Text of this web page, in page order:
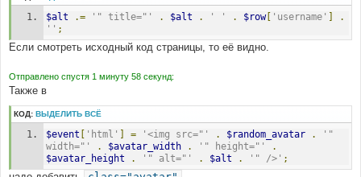
$alt .= '" title="' . $alt . ' ' . $row[ 'username' ]
.
'' ;
Если смотреть исходный код страницы, то её видно.
Отправлено спустя 1 минуту 58 секунд:
Также в
КОД: ВЫДЕЛИТЬ ВСЁ
$event [ 'html' ] = '<img src="' . $random_avatar .
'"
width="'
. $avatar_width . '" height="'
.
$avatar_height
. '" alt="' . $alt . '" />' ;